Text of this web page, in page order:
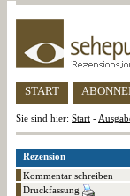
START
Sie sind hier: Start -
Rezension
Kommentar schreiben
Druckfassung